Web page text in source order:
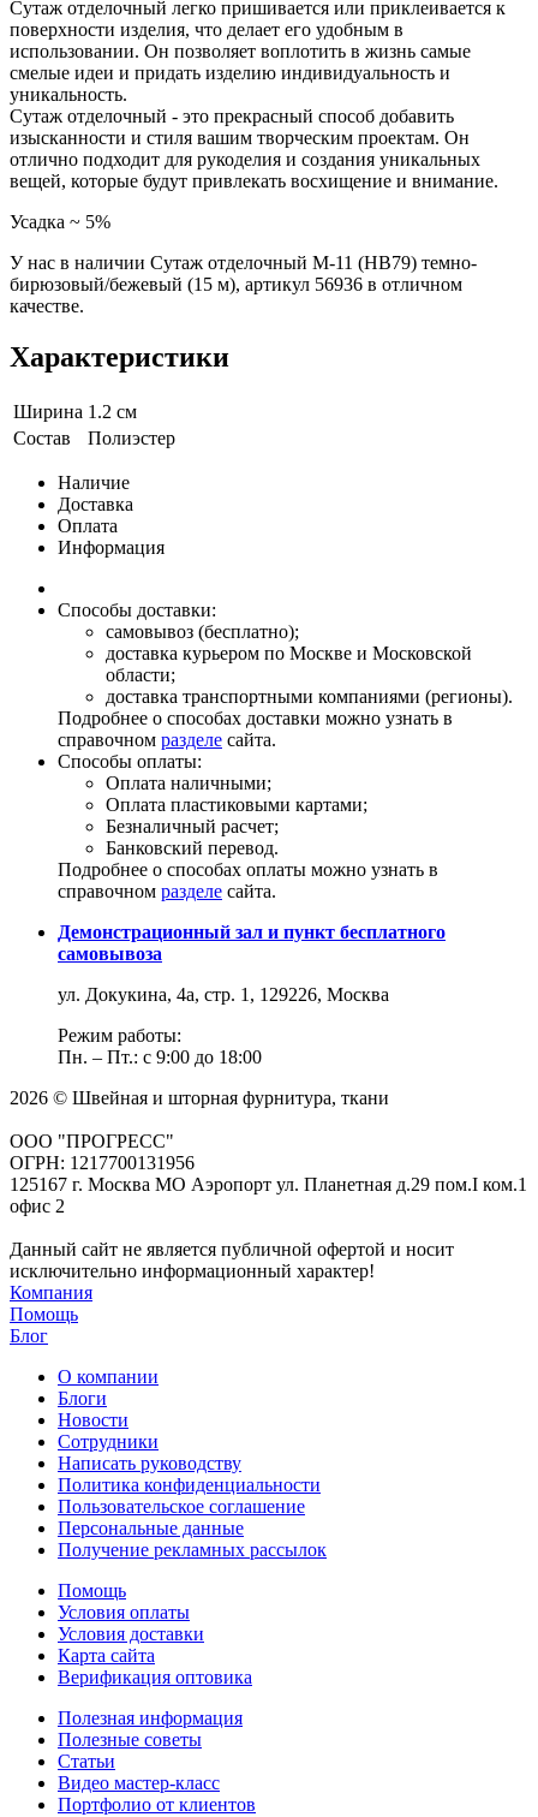
Сутаж отделочный легко пришивается или приклеивается к
поверхности изделия, что делает его удобным в
использовании. Он позволяет воплотить в жизнь самые
смелые идеи и придать изделию индивидуальность и
уникальность.
Сутаж отделочный - это прекрасный способ добавить
изысканности и стиля вашим творческим проектам. Он
отлично подходит для рукоделия и создания уникальных
вещей, которые будут привлекать восхищение и внимание.
Усадка ~ 5%
У нас в наличии Сутаж отделочный M-11 (HB79) темно-
бирюзовый/бежевый (15 м), артикул 56936 в отличном
качестве.
Характеристики
Ширина 1.2 см
Состав
Полиэстер
Наличие
Доставка
Оплата
Информация
Способы доставки:
самовывоз (бесплатно);
доставка курьером по Москве и Московской
области;
доставка транспортными компаниями (регионы).
Подробнее о способах доставки можно узнать в
справочном разделе сайта.
Способы оплаты:
Оплата наличными;
Оплата пластиковыми картами;
Безналичный расчет;
Банковский перевод.
Подробнее о способах оплаты можно узнать в
справочном разделе сайта.
Демонстрационный зал и пункт бесплатного
самовывоза
ул. Докукина, 4а, стр. 1, 129226, Москва
Режим работы:
Пн. – Пт.: с 9:00 до 18:00
2026 © Швейная и шторная фурнитура, ткани
ООО "ПРОГРЕСС"
ОГРН: 1217700131956
125167 г. Москва МО Аэропорт ул. Планетная д.29 пом.I ком.1
офис 2
Данный сайт не является публичной офертой и носит
исключительно информационный характер!
Компания
Помощь
Блог
О компании
Блоги
Новости
Сотрудники
Написать руководству
Политика конфиденциальности
Пользовательское соглашение
Персональные данные
Получение рекламных рассылок
Помощь
Условия оплаты
Условия доставки
Карта сайта
Верификация оптовика
Полезная информация
Полезные советы
Статьи
Видео мастер-класс
Портфолио от клиентов